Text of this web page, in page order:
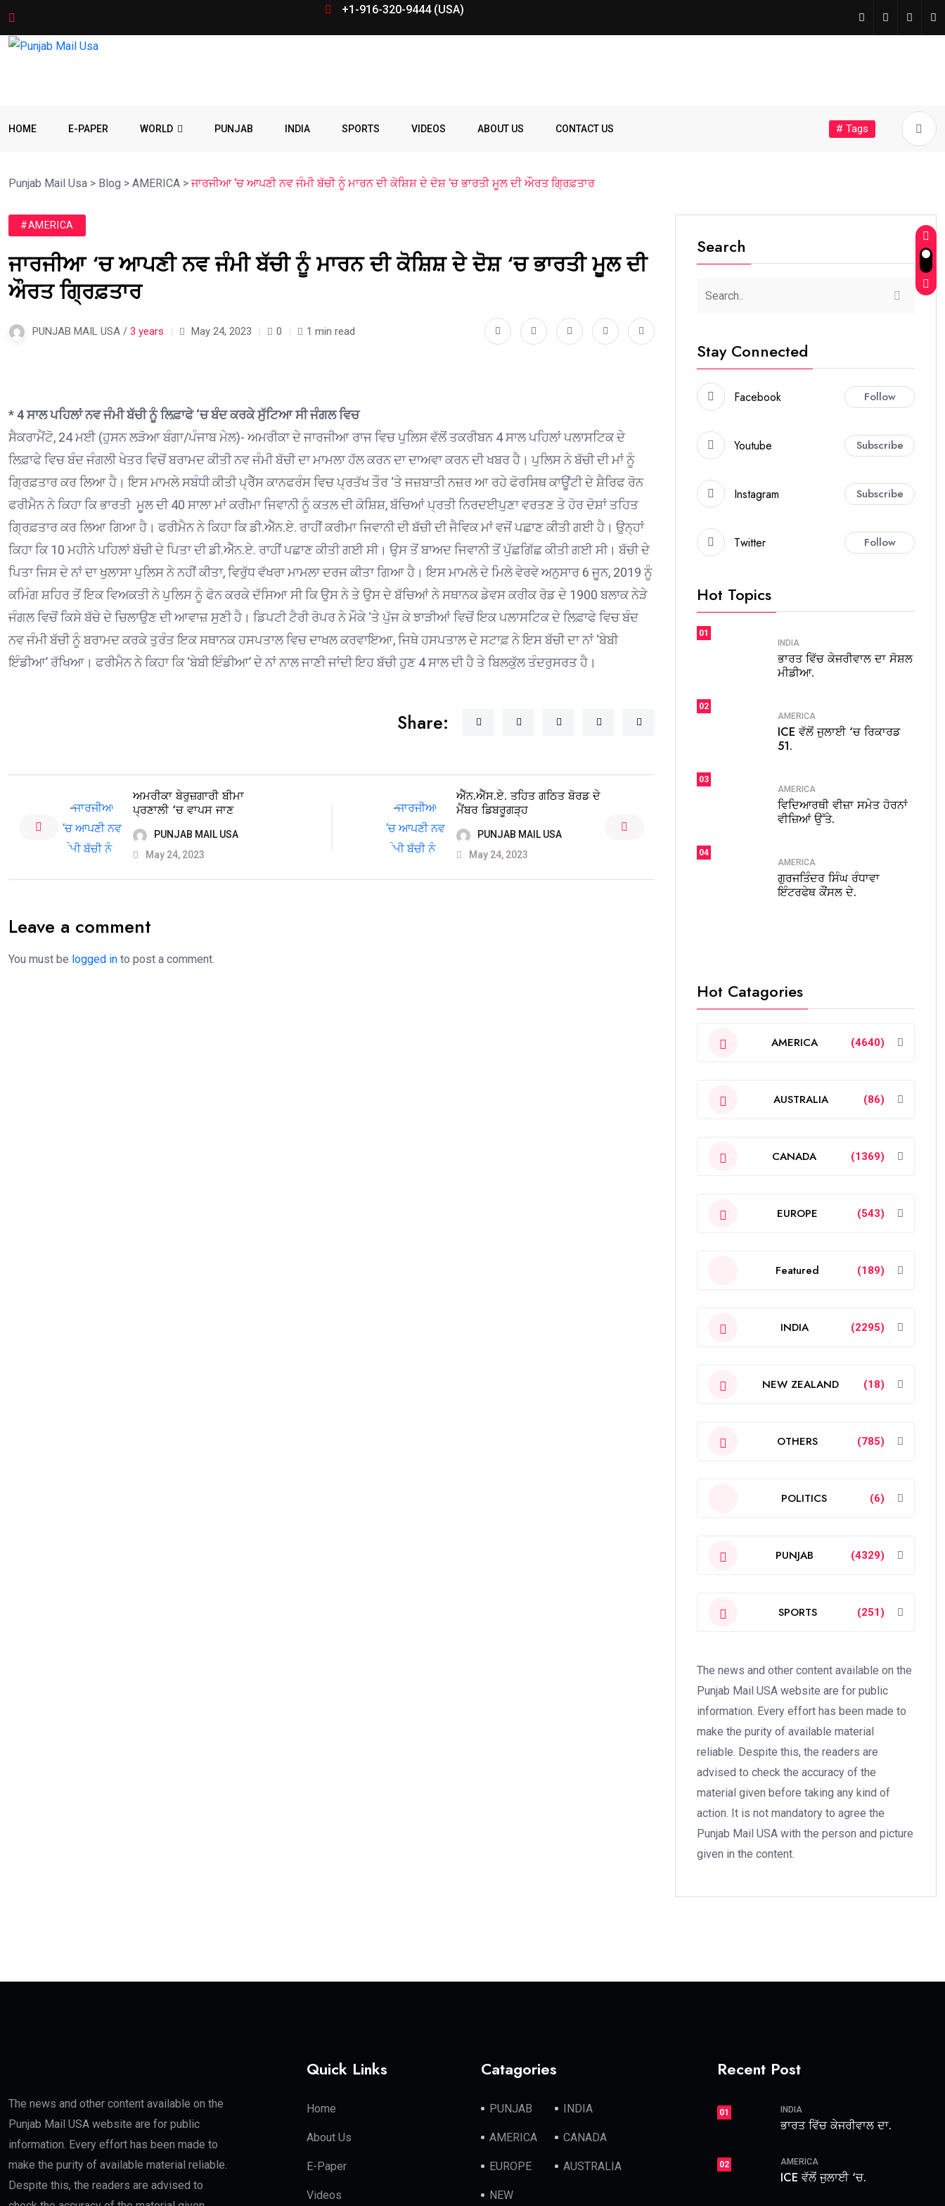
+1-916-320-9444 (USA)
HOME E-PAPER WORLD PUNJAB INDIA SPORTS VIDEOS ABOUT US CONTACT US # Tags
Punjab Mail Usa > Blog > AMERICA >ਜਾਰਜੀਆ ‘ਚ ਆਪਣੀ ਨਵ ਜੰਮੀ ਬੱਚੀ ਨੂੰ ਮਾਰਨ ਦੀ ਕੋਸ਼ਿਸ਼ ਦੇ ਦੋਸ਼ ‘ਚ ਭਾਰਤੀ ਮੂਲ ਦੀ ਔਰਤ ਗ੍ਰਿਫ਼ਤਾਰ
#AMERICA
ਜਾਰਜੀਆ ‘ਚ ਆਪਣੀ ਨਵ ਜੰਮੀ ਬੱਚੀ ਨੂੰ ਮਾਰਨ ਦੀ ਕੋਸ਼ਿਸ਼ ਦੇ ਦੋਸ਼ ‘ਚ ਭਾਰਤੀ ਮੂਲ ਦੀ
ਔਰਤ ਗ੍ਰਿਫ਼ਤਾਰ
PUNJAB MAIL USA / 3 years May 24, 2023 0 1 min read
* 4 ਸਾਲ ਪਹਿਲਾਂ ਨਵ ਜੰਮੀ ਬੱਚੀ ਨੂੰ ਲਿਫ਼ਾਫੇ ‘ਚ ਬੰਦ ਕਰਕੇ ਸੁੱਟਿਆ ਸੀ ਜੰਗਲ ਵਿਚ
ਸੈਕਰਾਮੈਂਟੋ, 24 ਮਈ (ਹੁਸਨ ਲੜੋਆ ਬੰਗਾ/ਪੰਜਾਬ ਮੇਲ)- ਅਮਰੀਕਾ ਦੇ ਜਾਰਜੀਆ ਰਾਜ ਵਿਚ ਪੁਲਿਸ ਵੱਲੋਂ ਤਕਰੀਬਨ 4 ਸਾਲ ਪਹਿਲਾਂ ਪਲਾਸਟਿਕ ਦੇ
ਲਿਫ਼ਾਫੇ ਵਿਚ ਬੰਦ ਜੰਗਲੀ ਖੇਤਰ ਵਿਚੋਂ ਬਰਾਮਦ ਕੀਤੀ ਨਵ ਜੰਮੀ ਬੱਚੀ ਦਾ ਮਾਮਲਾ ਹੱਲ ਕਰਨ ਦਾ ਦਾਅਵਾ ਕਰਨ ਦੀ ਖਬਰ ਹੈ। ਪੁਲਿਸ ਨੇ ਬੱਚੀ ਦੀ ਮਾਂ ਨੂੰ
ਗ੍ਰਿਫ਼ਤਾਰ ਕਰ ਲਿਆ ਹੈ। ਇਸ ਮਾਮਲੇ ਸਬੰਧੀ ਕੀਤੀ ਪ੍ਰੈੱਸ ਕਾਨਫਰੰਸ ਵਿਚ ਪ੍ਰਤੱਖ ਤੌਰ ‘ਤੇ ਜਜ਼ਬਾਤੀ ਨਜ਼ਰ ਆ ਰਹੇ ਫੋਰਸਿਥ ਕਾਊਂਟੀ ਦੇ ਸ਼ੈਰਿਫ ਰੋਨ
ਫਰੀਮੈਨ ਨੇ ਕਿਹਾ ਕਿ ਭਾਰਤੀ ਮੂਲ ਦੀ 40 ਸਾਲਾ ਮਾਂ ਕਰੀਮਾ ਜਿਵਾਨੀ ਨੂੰ ਕਤਲ ਦੀ ਕੋਸ਼ਿਸ਼, ਬੱਚਿਆਂ ਪ੍ਰਤੀ ਨਿਰਦਈਪੁਣਾ ਵਰਤਣ ਤੇ ਹੋਰ ਦੋਸ਼ਾਂ ਤਹਿਤ
ਗ੍ਰਿਫ਼ਤਾਰ ਕਰ ਲਿਆ ਗਿਆ ਹੈ। ਫਰੀਮੈਨ ਨੇ ਕਿਹਾ ਕਿ ਡੀ.ਐੱਨ.ਏ. ਰਾਹੀਂ ਕਰੀਮਾ ਜਿਵਾਨੀ ਦੀ ਬੱਚੀ ਦੀ ਜੈਵਿਕ ਮਾਂ ਵਜੋਂ ਪਛਾਣ ਕੀਤੀ ਗਈ ਹੈ। ਉਨ੍ਹਾਂ
ਕਿਹਾ ਕਿ 10 ਮਹੀਨੇ ਪਹਿਲਾਂ ਬੱਚੀ ਦੇ ਪਿਤਾ ਦੀ ਡੀ.ਐੱਨ.ਏ. ਰਾਹੀਂ ਪਛਾਣ ਕੀਤੀ ਗਈ ਸੀ। ਉਸ ਤੋਂ ਬਾਅਦ ਜਿਵਾਨੀ ਤੋਂ ਪੁੱਛਗਿੱਛ ਕੀਤੀ ਗਈ ਸੀ। ਬੱਚੀ ਦੇ
ਪਿਤਾ ਜਿਸ ਦੇ ਨਾਂ ਦਾ ਖੁਲਾਸਾ ਪੁਲਿਸ ਨੇ ਨਹੀਂ ਕੀਤਾ, ਵਿਰੁੱਧ ਵੱਖਰਾ ਮਾਮਲਾ ਦਰਜ ਕੀਤਾ ਗਿਆ ਹੈ। ਇਸ ਮਾਮਲੇ ਦੇ ਮਿਲੇ ਵੇਰਵੇ ਅਨੁਸਾਰ 6 ਜੂਨ, 2019 ਨੂੰ
ਕਮਿੰਗ ਸ਼ਹਿਰ ਤੋਂ ਇਕ ਵਿਅਕਤੀ ਨੇ ਪੁਲਿਸ ਨੂੰ ਫੋਨ ਕਰਕੇ ਦੱਸਿਆ ਸੀ ਕਿ ਉਸ ਨੇ ਤੇ ਉਸ ਦੇ ਬੱਚਿਆਂ ਨੇ ਸਥਾਨਕ ਡੇਵਸ ਕਰੀਕ ਰੋਡ ਦੇ 1900 ਬਲਾਕ ਨੇੜੇ
ਜੰਗਲ ਵਿਚੋਂ ਕਿਸੇ ਬੱਚੇ ਦੇ ਚਿਲਾਉਣ ਦੀ ਆਵਾਜ਼ ਸੁਣੀ ਹੈ। ਡਿਪਟੀ ਟੈਰੀ ਰੋਪਰ ਨੇ ਮੌਕੇ ‘ਤੇ ਪੁੱਜ ਕੇ ਝਾੜੀਆਂ ਵਿਚੋਂ ਇਕ ਪਲਾਸਟਿਕ ਦੇ ਲਿਫ਼ਾਫੇ ਵਿਚ ਬੰਦ
ਨਵ ਜੰਮੀ ਬੱਚੀ ਨੂੰ ਬਰਾਮਦ ਕਰਕੇ ਤੁਰੰਤ ਇਕ ਸਥਾਨਕ ਹਸਪਤਾਲ ਵਿਚ ਦਾਖਲ ਕਰਵਾਇਆ, ਜਿਥੇ ਹਸਪਤਾਲ ਦੇ ਸਟਾਫ਼ ਨੇ ਇਸ ਬੱਚੀ ਦਾ ਨਾਂ ‘ਬੇਬੀ
ਇੰਡੀਆ’ ਰੱਖਿਆ। ਫਰੀਮੈਨ ਨੇ ਕਿਹਾ ਕਿ ‘ਬੇਬੀ ਇੰਡੀਆ’ ਦੇ ਨਾਂ ਨਾਲ ਜਾਣੀ ਜਾਂਦੀ ਇਹ ਬੱਚੀ ਹੁਣ 4 ਸਾਲ ਦੀ ਹੈ ਤੇ ਬਿਲਕੁੱਲ ਤੰਦਰੁਸਰਤ ਹੈ।
Share:
ਅਮਰੀਕਾ ਬੇਰੁਜ਼ਗਾਰੀ ਬੀਮਾ
ਪ੍ਰਣਾਲੀ ‘ਚ ਵਾਪਸ ਜਾਣ
PUNJAB MAIL USA
May 24, 2023
ਐੱਨ.ਐੱਸ.ਏ. ਤਹਿਤ ਗਠਿਤ ਬੋਰਡ ਦੇ
ਮੈਂਬਰ ਡਿਬਰੂਗੜ੍ਹ
PUNJAB MAIL USA
May 24, 2023
Leave a comment
You must be logged in to post a comment.
Search
Stay Connected
Facebook Follow
Youtube Subscribe
Instagram Subscribe
Twitter Follow
Hot Topics
01
INDIA
ਭਾਰਤ ਵਿੱਚ ਕੇਜਰੀਵਾਲ ਦਾ ਸੋਸ਼ਲ
ਮੀਡੀਆ.
02
AMERICA
ICE ਵੱਲੋਂ ਜੁਲਾਈ ‘ਚ ਰਿਕਾਰਡ
51.
03
AMERICA
ਵਿਦਿਆਰਥੀ ਵੀਜ਼ਾ ਸਮੇਤ ਹੋਰਨਾਂ
ਵੀਜ਼ਿਆਂ ਉੱਤੇ.
04
AMERICA
ਗੁਰਜਤਿੰਦਰ ਸਿੰਘ ਰੰਧਾਵਾ
ਇੰਟਰਫੇਥ ਕੌਂਸਲ ਦੇ.
Hot Catagories
AMERICA (4640)
AUSTRALIA (86)
CANADA (1369)
EUROPE (543)
Featured (189)
INDIA (2295)
NEW ZEALAND (18)
OTHERS (785)
POLITICS (6)
PUNJAB (4329)
SPORTS (251)
The news and other content available on the
Punjab Mail USA website are for public
information. Every effort has been made to
make the purity of available material
reliable. Despite this, the readers are
advised to check the accuracy of the
material given before taking any kind of
action. It is not mandatory to agree the
Punjab Mail USA with the person and picture
given in the content.
The news and other content available on the
Punjab Mail USA website are for public
information. Every effort has been made to
make the purity of available material reliable.
Despite this, the readers are advised to
Quick Links
Home
About Us
E-Paper
Videos
Catagories
PUNJAB INDIA
AMERICA CANADA
EUROPE AUSTRALIA
NEW
Recent Post
01 INDIA
ਭਾਰਤ ਵਿੱਚ ਕੇਜਰੀਵਾਲ ਦਾ.
02 AMERICA
ICE ਵੱਲੋਂ ਜੁਲਾਈ ‘ਚ.